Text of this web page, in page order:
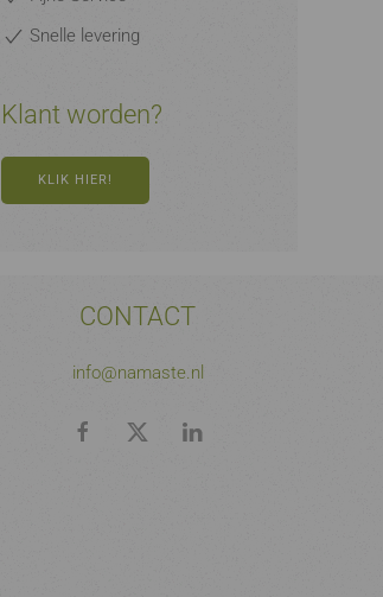
Snelle levering
Klant worden?
KLIK HIER!
CONTACT
info@namaste.nl